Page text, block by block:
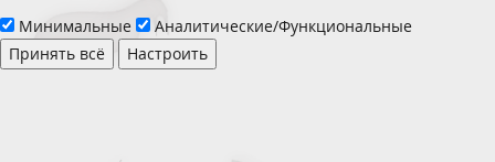
Минимальные
Аналитические/Функциональные
Принять всё
Настроить